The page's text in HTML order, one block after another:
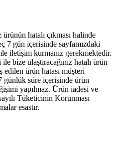
ürünün hatalı çıkması halinde
7 gün içerisinde sayfamızdaki
iletişim kurmanız gerekmektedir.
bize ulaştıracağınız hatalı ürün
ürün hatası müşteri
günlük süre içerisinde ürün
yapılmaz. Ürün iadesi ve
Tüketicinin Korunması
esastır.